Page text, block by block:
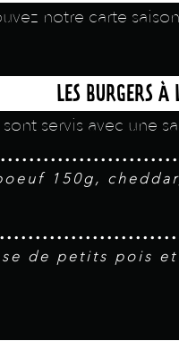
notre carte
LES BURGERS
servis avec une
150g,
de petits pois